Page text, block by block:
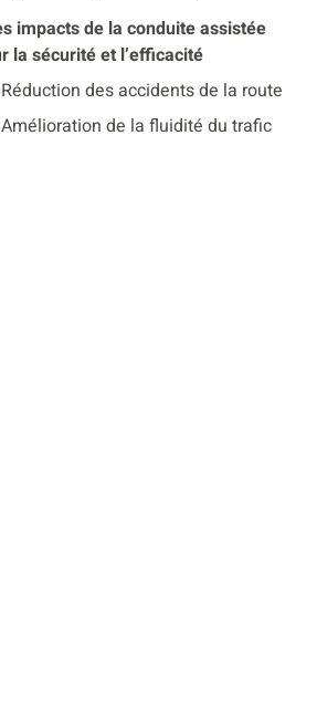
impacts de la conduite assistée
la sécurité et l’efficacité
Réduction des accidents de la route
Amélioration de la fluidité du trafic